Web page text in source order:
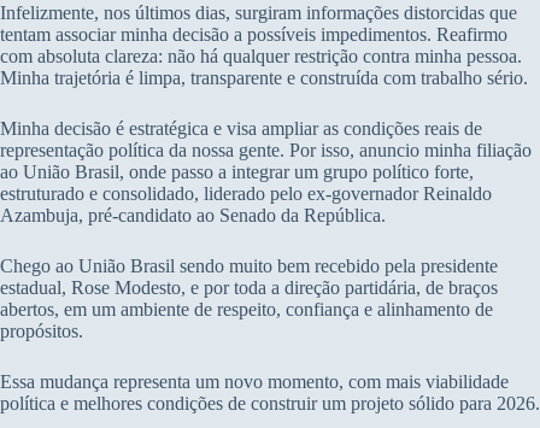
Infelizmente, nos últimos dias, surgiram informações distorcidas que
tentam associar minha decisão a possíveis impedimentos. Reafirmo
com absoluta clareza: não há qualquer restrição contra minha pessoa.
Minha trajetória é limpa, transparente e construída com trabalho sério.
Minha decisão é estratégica e visa ampliar as condições reais de
representação política da nossa gente. Por isso, anuncio minha filiação
ao União Brasil, onde passo a integrar um grupo político forte,
estruturado e consolidado, liderado pelo ex-governador Reinaldo
Azambuja, pré-candidato ao Senado da República.
Chego ao União Brasil sendo muito bem recebido pela presidente
estadual, Rose Modesto, e por toda a direção partidária, de braços
abertos, em um ambiente de respeito, confiança e alinhamento de
propósitos.
Essa mudança representa um novo momento, com mais viabilidade
política e melhores condições de construir um projeto sólido para 2026.